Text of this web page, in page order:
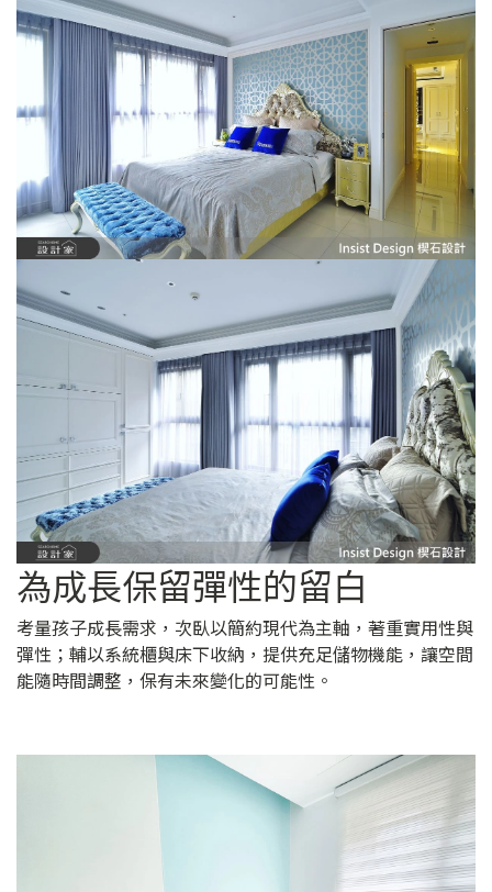
為成長保留彈性的留白
考量孩子成長需求，次臥以簡約現代為主軸，著重實用性與
彈性；輔以系統櫃與床下收納，提供充足儲物機能，讓空間
能隨時間調整，保有未來變化的可能性。